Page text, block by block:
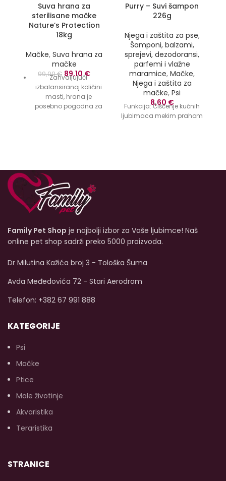
Suva hrana za
sterilisane mačke
Nature’s Protection
18kg
Mačke, Suva hrana za
mačke
99,00€ Originalna
cena
je
bila:
99,00 €.
89,10€Trenutna
cena
je:
89,10 €.
Zahvaljujući
izbalansiranoj količini
masti, hrana je
posebno pogodna za
karnitina i biljnim
vlaknima za
održavanje optimalne
težine, za efikasan i
siguran gubitak težine.
magnezijuma mogu
pomoći u izbjegavanju
urolitijaze u mjehuru.
kiseline su posebno
imunološkog sistema,
funkcije mozga, srca i
Purry – Suvi šampon
226g
Njega i zaštita za pse,
Šamponi, balzami,
sprejevi, dezodoransi,
parfemi i vlažne
maramice, Mačke,
Njega i zaštita za
mačke, Psi
8,60 €
Funkcija: Čišćenje kućnih
ljubimaca mekim prahom
Family Pet Shop je najbolji izbor za Vaše ljubimce! Naš
online pet shop sadrži preko 5000 proizvoda.
Dr Milutina Kažića broj 3 - Tološka Šuma
Avda Međedovića 72 - Stari Aerodrom
Telefon: +382 67 991 888
KATEGORIJE
Psi
Mačke
Ptice
Male životinje
Akvaristika
Teraristika
STRANICE